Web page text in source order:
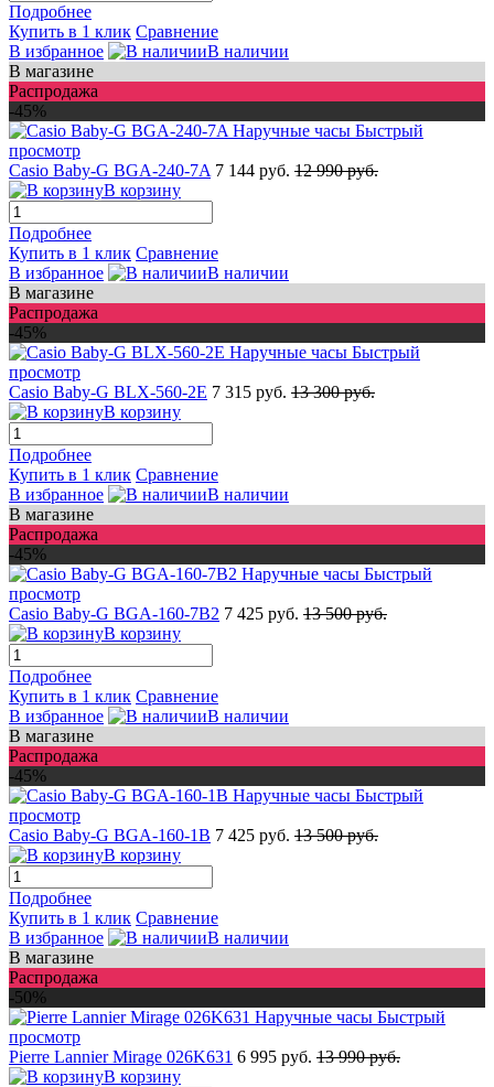
Подробнее
Купить в 1 клик Сравнение
В избранное
В наличии
В магазине
Распродажа
-45%
Быстрый
просмотр
Casio Baby-G BGA-240-7A 7 144 руб. 12 990 руб.
В корзину
Подробнее
Купить в 1 клик Сравнение
В избранное
В наличии
В магазине
Распродажа
-45%
Быстрый
просмотр
Casio Baby-G BLX-560-2E 7 315 руб. 13 300 руб.
В корзину
Подробнее
Купить в 1 клик Сравнение
В избранное
В наличии
В магазине
Распродажа
-45%
Быстрый
просмотр
Casio Baby-G BGA-160-7B2 7 425 руб. 13 500 руб.
В корзину
Подробнее
Купить в 1 клик Сравнение
В избранное
В наличии
В магазине
Распродажа
-45%
Быстрый
просмотр
Casio Baby-G BGA-160-1B 7 425 руб. 13 500 руб.
В корзину
Подробнее
Купить в 1 клик Сравнение
В избранное
В наличии
В магазине
Распродажа
-50%
Быстрый
просмотр
Pierre Lannier Mirage 026K631 6 995 руб. 13 990 руб.
В корзину